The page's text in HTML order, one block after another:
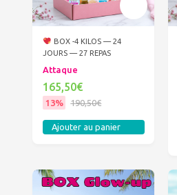
BOX -4 KILOS — 24
JOURS — 27 REPAS
Attaque
165,50€
13% 190,50€
Ajouter au panier